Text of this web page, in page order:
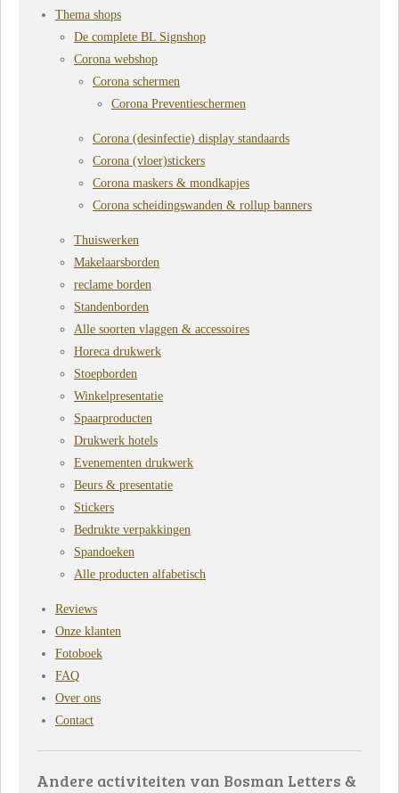
Thema shops
De complete BL Signshop
Corona webshop
Corona schermen
Corona Preventieschermen
Corona (desinfectie) display standaards
Corona (vloer)stickers
Corona maskers & mondkapjes
Corona scheidingswanden & rollup banners
Thuiswerken
Makelaarsborden
reclame borden
Standenborden
Alle soorten vlaggen & accessoires
Horeca drukwerk
Stoepborden
Winkelpresentatie
Spaarproducten
Drukwerk hotels
Evenementen drukwerk
Beurs & presentatie
Stickers
Bedrukte verpakkingen
Spandoeken
Alle producten alfabetisch
Reviews
Onze klanten
Fotoboek
FAQ
Over ons
Contact
Andere activiteiten van Bosman Letters &